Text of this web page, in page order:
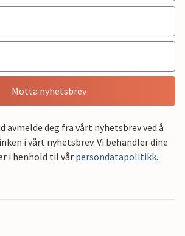
Motta nyhetsbrev
avmelde deg fra vårt nyhetsbrev ved å
i vårt nyhetsbrev. Vi behandler dine
i henhold til vår persondatapolitikk.